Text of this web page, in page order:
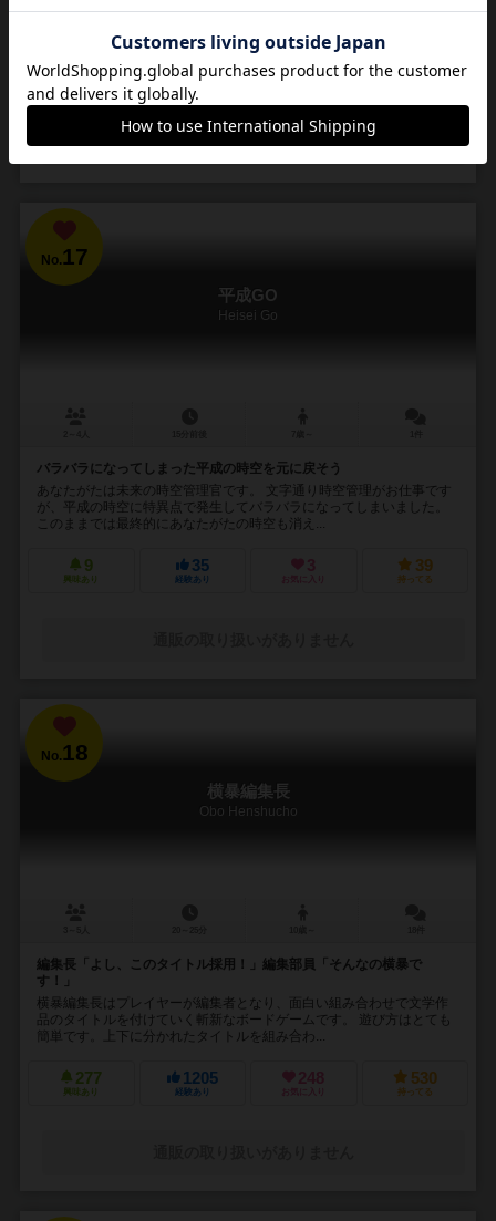
9 57
経験あり
13
お気に入り
66
通販の取り扱いがありません
No.17
平成GO
Heisei Go
バラバラになってしまった平成の時空を元に戻そう
あなたがたは未来の時空管理官です。 文字通り時空管理がお仕事です
が、平成の時空に特異点で発生してバラバラになってしまいました。
このままでは最終的にあなたがたの時空も消え...
9
興味あり
35
経験あり
3
お気に入り
39
持ってる
No.18
横暴編集長
Obo Henshucho
編集長「よし、このタイトル採用！」編集部員「そんなの横暴で
す！」
横暴編集長はプレイヤーが編集者となり、面白い組み合わせで文学作
品のタイトルを付けていく斬新なボードゲームです。 遊び方はとても
簡単です。上下に分かれたタイトルを組み合わ...
277
興味あり
1205
経験あり
248
お気に入り
530
持ってる